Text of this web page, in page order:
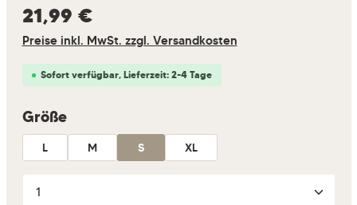
Regulärer Preis:
21,99 €
Preise inkl. MwSt. zzgl. Versandkosten
Sofort verfügbar, Lieferzeit: 2-4 Tage
Größeauswählen
L M S XL
Produkt Anzahl: Gib den gewünschten Wert ein